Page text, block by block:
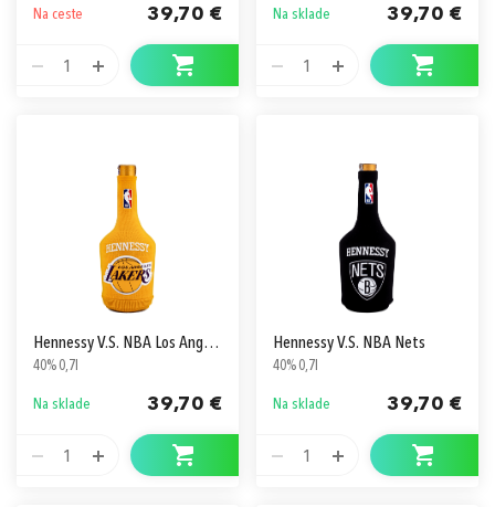
Na ceste 39,70 €
1
Na sklade 39,70 €
1
Hennessy V.S. NBA Los Angeles Lakers
40% 0,7l
Na sklade 39,70 €
1
Hennessy V.S. NBA Nets
40% 0,7l
Na sklade 39,70 €
1